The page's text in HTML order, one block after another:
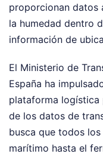
proporcionan datos
la humedad dentro
información de
El Ministerio de
España ha
plataforma logística
de los datos de
busca que todos
marítimo hasta el